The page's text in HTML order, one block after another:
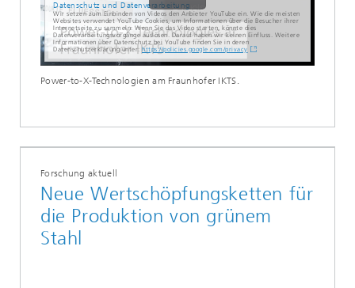
Datenschutz und Datenverarbeitung
Wir setzen zum Einbinden von Videos den Anbieter YouTube ein. Wie die meisten
Websites verwendet YouTube Cookies, um Informationen über die Besucher ihrer
Internetseite zu sammeln. Wenn Sie das Video starten, könnte dies
Datenverarbeitungsvorgänge auslösen. Darauf haben wir keinen Einfluss. Weitere
Informationen über Datenschutz bei YouTube finden Sie in deren
Datenschutzerklärung unter: https://policies.google.com/privacy
Power-to-X-Technologien am Fraunhofer IKTS.
Forschung aktuell
Neue Wertschöpfungsketten für
die Produktion von grünem
Stahl